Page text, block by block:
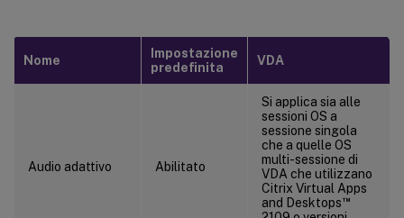
Nome
Impostazione
predefinita
VDA
Audio adattivo Abilitato
Si applica sia alle
sessioni OS a
sessione singola
che a quelle OS
multi-sessione di
VDA che utilizzano
Citrix Virtual Apps
and Desktops™